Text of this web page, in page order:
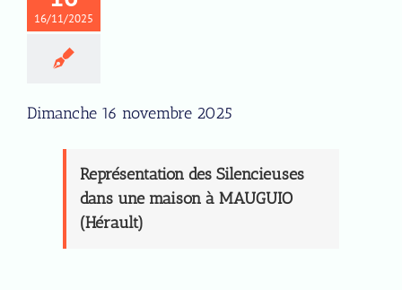
16/11/2025
Dimanche 16 novembre 2025
Représentation des Silencieuses
dans une maison à MAUGUIO
(Hérault)